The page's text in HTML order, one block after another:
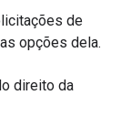
de
opções dela.
direito da